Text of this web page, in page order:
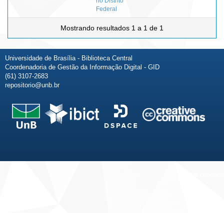
Federal
Mostrando resultados 1 a 1 de 1
Universidade de Brasília - Biblioteca Central
Coordenadoria de Gestão da Informação Digital - GID
(61) 3107-2683
repositorio@unb.br